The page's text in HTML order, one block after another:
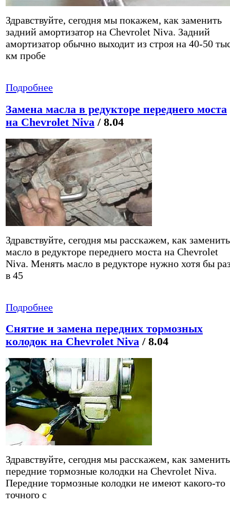
Здравствуйте, сегодня мы покажем, как заменить
задний амортизатор на Chevrolet Niva. Задний
амортизатор обычно выходит из строя на 40-50
км пробе
Подробнее
Замена масла в редукторе переднего моста
на Chevrolet Niva / 8.04
Здравствуйте, сегодня мы расскажем, как заменить
масло в редукторе переднего моста на Chevrolet
Niva. Менять масло в редукторе нужно хотя бы
в 45
Подробнее
Снятие и замена передних тормозных
колодок на Chevrolet Niva / 8.04
Здравствуйте, сегодня мы расскажем, как заменить
передние тормозные колодки на Chevrolet Niva.
Передние тормозные колодки не имеют какого-то
точного с